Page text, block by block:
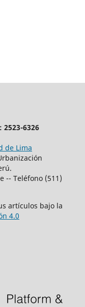
6326
de Lima
-- Teléfono (511)
artículos bajo la
4.0